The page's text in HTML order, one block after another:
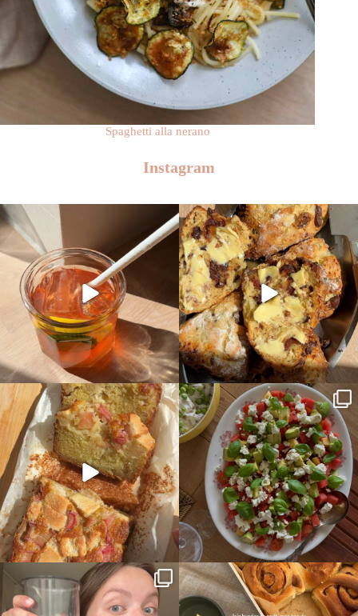
Spaghetti alla nerano
Instagram